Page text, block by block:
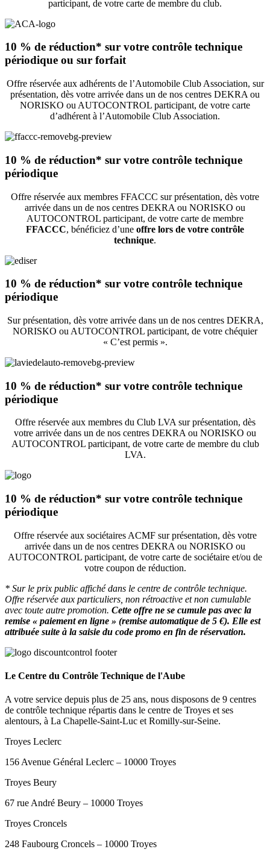
participant, de votre carte de membre du club.
10 % de réduction* sur votre contrôle technique
périodique ou sur forfait
Offre réservée aux adhérents de l’Automobile Club Association, sur
présentation, dès votre arrivée dans un de nos centres DEKRA ou
NORISKO ou AUTOCONTROL participant, de votre carte
d’adhérent à l’Automobile Club Association.
10 % de réduction* sur votre contrôle technique
périodique
Offre réservée aux membres FFACCC sur présentation, dès votre
arrivée dans un de nos centres DEKRA ou NORISKO ou
AUTOCONTROL participant, de votre carte de membre
FFACCC, bénéficiez d’une offre lors de votre contrôle
technique.
10 % de réduction* sur votre contrôle technique
périodique
Sur présentation, dès votre arrivée dans un de nos centres DEKRA,
NORISKO ou AUTOCONTROL participant, de votre chéquier
« C’est permis ».
10 % de réduction* sur votre contrôle technique
périodique
Offre réservée aux membres du Club LVA sur présentation, dès
votre arrivée dans un de nos centres DEKRA ou NORISKO ou
AUTOCONTROL participant, de votre carte de membre du club
LVA.
10 % de réduction* sur votre contrôle technique
périodique
Offre réservée aux sociétaires ACMF sur présentation, dès votre
arrivée dans un de nos centres DEKRA ou NORISKO ou
AUTOCONTROL participant, de votre carte de sociétaire et/ou de
votre coupon de réduction.
* Sur le prix public affiché dans le centre de contrôle technique.
Offre réservée aux particuliers, non rétroactive et non cumulable
avec toute autre promotion. Cette offre ne se cumule pas avec la
remise « paiement en ligne » (remise automatique de 5 €). Elle est
attribuée suite à la saisie du code promo en fin de réservation.
Le Centre du Contrôle Technique de l'Aube
A votre service depuis plus de 25 ans, nous disposons de 9 centres
de contrôle technique répartis dans le centre de Troyes et ses
alentours, à La Chapelle-Saint-Luc et Romilly-sur-Seine.
Troyes Leclerc
156 Avenue Général Leclerc – 10000 Troyes
Troyes Beury
67 rue André Beury – 10000 Troyes
Troyes Croncels
248 Faubourg Croncels – 10000 Troyes